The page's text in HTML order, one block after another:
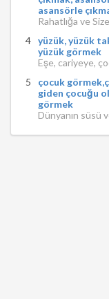
asansörle
Rahatlığa ve
yüzük, yüzük
yüzük görmek
Eşe, cariyeye,
çocuk
giden çocuğu
görmek
Dünyanın süsü